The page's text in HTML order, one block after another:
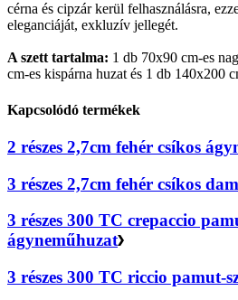
cérna és cipzár kerül felhasználásra,
eleganciáját, exkluzív jellegét.
A szett tartalma: 1 db 70x90 cm-es
cm-es kispárna huzat és 1 db 140x200
Kapcsolódó termékek
2 részes 2,7cm fehér csíkos
3 részes 2,7cm fehér csíkos
3 részes 300 TC crepaccio
ágyneműhuzat
3 részes 300 TC riccio pamut-